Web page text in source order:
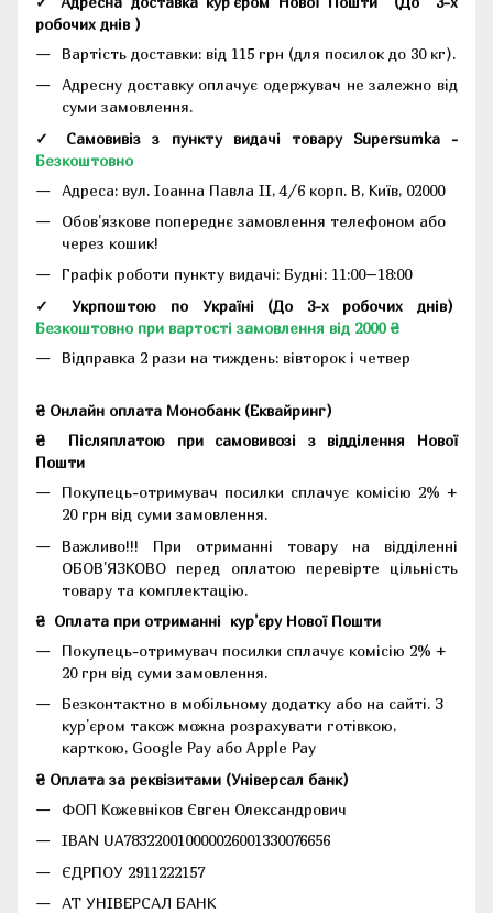
робочих днів )
Вартість доставки: від 115 грн (для посилок до 30 кг).
Адресну доставку оплачує одержувач не залежно від
суми замовлення.
✓ Самовивіз з пункту видачі товару Supersumka -
Безкоштовно
Адреса: вул. Іоанна Павла II, 4/6 корп. В, Київ, 02000
Обов'язкове попереднє замовлення телефоном або
через кошик!
Графік роботи пункту видачі: Будні: 11:00–18:00
✓ Укрпоштою по Україні (До 3-х робочих днів)
Безкоштовно при вартості замовлення від 2000 ₴
Відправка 2 рази на тиждень: вівторок і четвер
₴ Онлайн оплата Монобанк (Еквайринг)
₴
Післяплатою при самовивозі з відділення Нової
Пошти
Покупець-отримувач посилки сплачує комісію 2% +
20 грн від суми замовлення.
Важливо!!! При отриманні товару на відділенні
ОБОВ'ЯЗКОВО перед оплатою перевірте цільність
товару та комплектацію.
₴ Оплата при отриманні кур'єру Нової Пошти
Покупець-отримувач посилки сплачує комісію 2% +
20 грн від суми замовлення.
Безконтактно в мобільному додатку або на сайті. З
кур'єром також можна розрахувати готівкою,
карткою, Google Pay або Apple Pay
₴ Оплата за реквізитами (Універсал банк)
ФОП Кожевніков Євген Олександрович
IBAN UA783220010000026001330076656
ЄДРПОУ 2911222157
АТ УНІВЕРСАЛ БАНК